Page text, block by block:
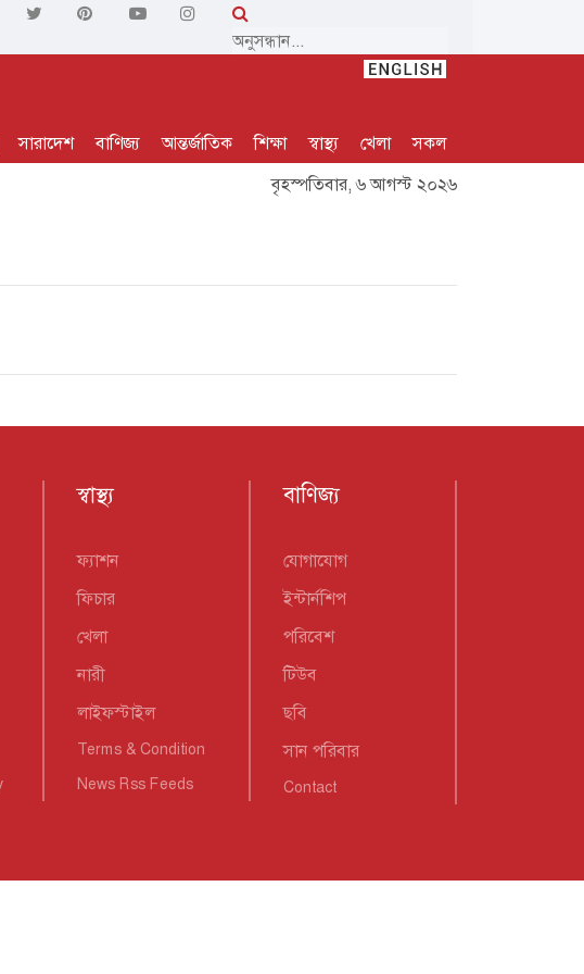
সারাদেশ বাণিজ্য আন্তর্জাতিক শিক্ষা স্বাস্থ্য খেলা
সকল
বৃহস্পতিবার, ৬ আগস্ট ২০২৬
স্বাস্থ্য
ফ্যাশন
ফিচার
খেলা
নারী
লাইফস্টাইল
Terms & Condition
News Rss Feeds
বাণিজ্য
যোগাযোগ
ইন্টার্নশিপ
পরিবেশ
টিউব
ছবি
সান পরিবার
Contact